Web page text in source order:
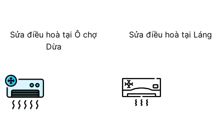
Sửa điều hoà tại Ô chợ
Dừa
Sửa điều hoà tại Láng